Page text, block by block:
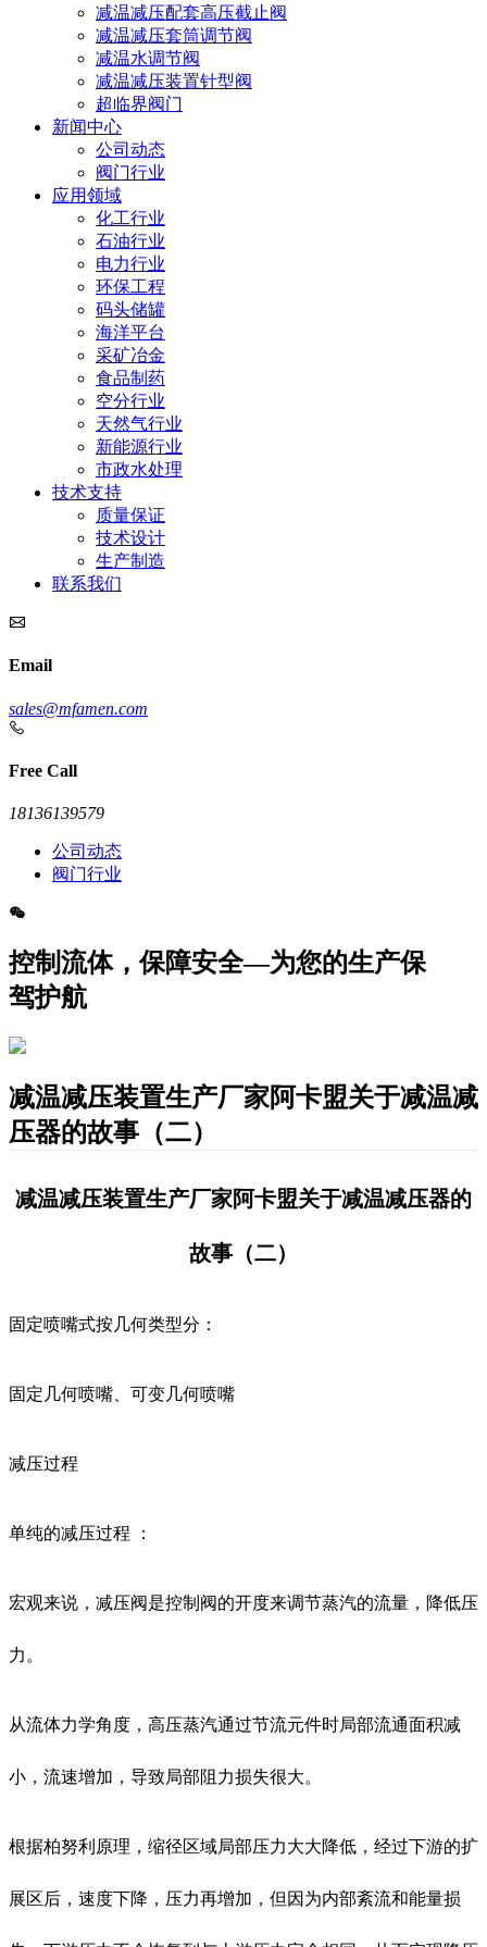
减温减压配套高压截止阀
减温减压套筒调节阀
减温水调节阀
减温减压装置针型阀
超临界阀门
新闻中心
公司动态
阀门行业
应用领域
化工行业
石油行业
电力行业
环保工程
码头储罐
海洋平台
采矿冶金
食品制药
空分行业
天然气行业
新能源行业
市政水处理
技术支持
质量保证
技术设计
生产制造
联系我们
Email
sales@mfamen.com
Free Call
18136139579
公司动态
阀门行业
控制流体，保障安全—为您的生产保
驾护航
减温减压装置生产厂家阿卡盟关于减温减
压器的故事（二）
减温减压装置生产厂家阿卡盟关于减温减压器的
故事（二）
固定喷嘴式按几何类型分：
固定几何喷嘴、可变几何喷嘴
减压过程
单纯的减压过程 ：
宏观来说，减压阀是控制阀的开度来调节蒸汽的流量，降低压
力。
从流体力学角度，高压蒸汽通过节流元件时局部流通面积减
小，流速增加，导致局部阻力损失很大。
根据柏努利原理，缩径区域局部压力大大降低，经过下游的扩
展区后，速度下降，压力再增加，但因为内部紊流和能量损